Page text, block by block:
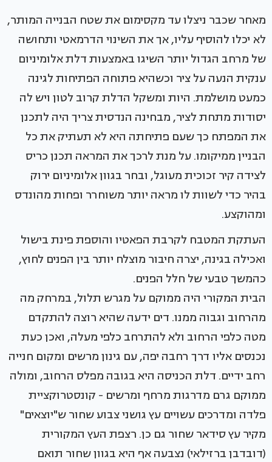
מאחר שכבר ניצלו עד מקסימום את שטח הבנייה המותר,
לא יכלו להוסיף עליו, אך את השינוי הדרמאטי ותחושה
של מרחב הגדול יותר השיגו באמצעות דלת אלומיניום
ענקית הנעה על ציר וכשהיא פתוחה הפתיחות לגינה
כמעט מושלמת. היות ומשקל הדלת קרוב לטון ויש לה
יסודות מתחת לציר, מבחינה הנדסית צריך היה לתכנן
את המפתח כך שעם פתיחתה היא לא תעתיק את כל
הבניין ממיקומו. על מנת לרכך את המראה תכנן כריס
לצידה קיר זכוכית מעוגל, ובחר בגוון אלומיניום ירוק
בהיר כדי לשוות לו מראה יותר משוחרר ופחות מהונדס
ומהוקצע.
העתקת המטבח לקרבת הפאטיו והוספת פינת בישול
ואכילה בגינה, יצרה חיבור מוצלח יותר בין הפנים לחוץ,
כהמשך טבעי של חלל הפנים.
הבית המקורי היה ממוקם על מגרש תלול, במרחק מה
מהרחוב וגבוה ממנו. דים ידעה שהיא רוצה להתקדם
מטה כלפי הרחוב ולא להתרחב כלפי מעלה, ואכן כעת
נכנסים אליו דרך רחבה יפה, עם גינון מרשים ומקום חנייה
רחב ידיים. דלת הכניסה היא בגובה מפלס הרחוב, ומולה
ממוקם גרם מדרגות מרחף ומרשים - קונסטרוקציית
פלדה ומדרכים עשויים עץ גושני צבוע שחור ש"יוצאים"
מקיר עץ סידאר שחור גם כן. רצפת העץ המקורית
(דובדבן ברזילאי) נצבעה אף היא בגוון שחור תואם